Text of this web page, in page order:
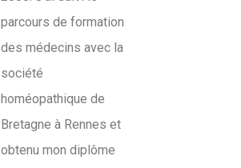
parcours de formation
des médecins avec la
société
homéopathique de
Bretagne à Rennes et
obtenu mon diplôme